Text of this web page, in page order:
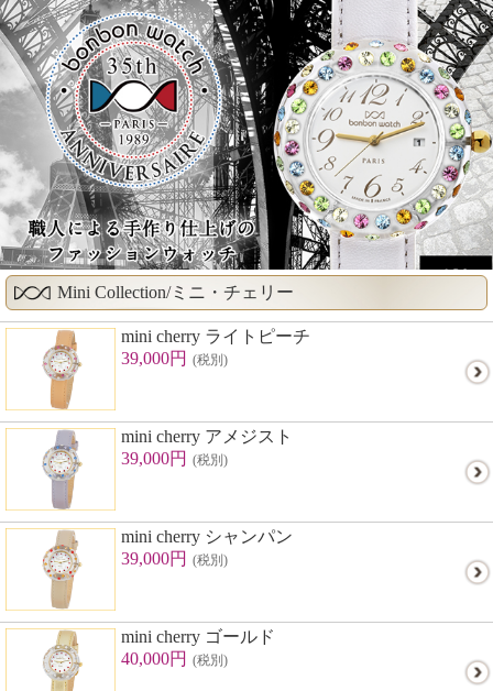
Mini Collection/ミニ・チェリー
mini cherry ライトピーチ
39,000円 (税別)
mini cherry アメジスト
39,000円 (税別)
mini cherry シャンパン
39,000円 (税別)
mini cherry ゴールド
40,000円 (税別)